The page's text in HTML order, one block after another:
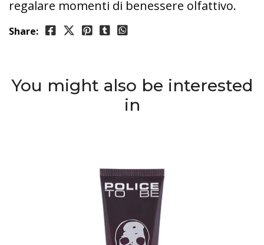
regalare momenti di benessere olfattivo.
Share:
You might also be interested
in